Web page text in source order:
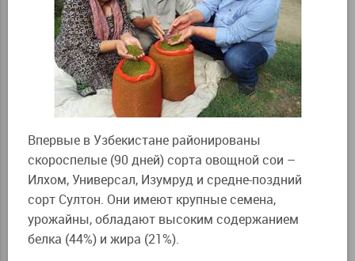
Впервые в Узбекистане районированы
скороспелые (90 дней) сорта овощной сои –
Илхом, Универсал, Изумруд и средне-поздний
сорт Султон. Они имеют крупные семена,
урожайны, обладают высоким содержанием
белка (44%) и жира (21%).